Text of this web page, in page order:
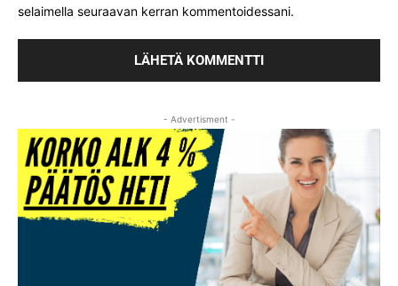
selaimella seuraavan kerran kommentoidessani.
- Advertisment -